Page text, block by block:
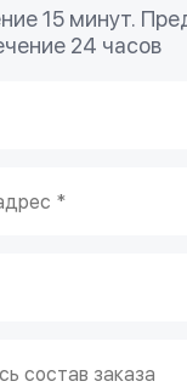
15 минут.
24 часов